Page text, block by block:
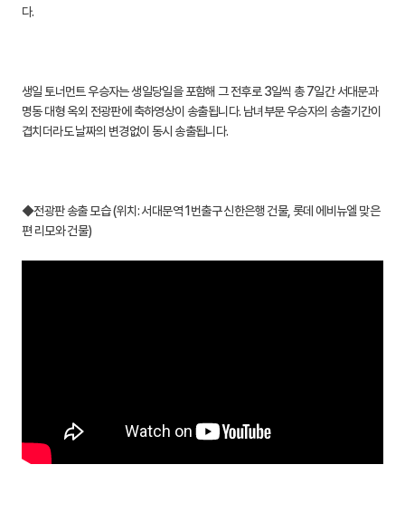
다.
생일 토너먼트 우승자는 생일당일을 포함해 그 전후로 3일씩 총 7일간 서대문과
명동 대형 옥외 전광판에 축하영상이 송출됩니다. 남녀부문 우승자의 송출기간이
겹치더라도 날짜의 변경없이 동시 송출됩니다.
◆전광판 송출 모습 (위치: 서대문역 1번출구 신한은행 건물, 롯데 에비뉴엘 맞은
편 리모와 건물)